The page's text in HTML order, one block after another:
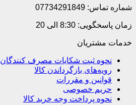
شماره تماس: 07734291849
زمان پاسخگویی: 8:30 الی 20
خدمات مشتریان
نحوه ثبت شکایات مصرف کنندگان
رویه‌های بازگرداندن کالا
قوانین و مقررات
حریم خصوصی
نحوه پرداخت وجه خرید کالا